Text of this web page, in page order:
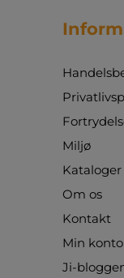
Miljø
Kataloger
Om os
Kontakt
Min konto
Ji-